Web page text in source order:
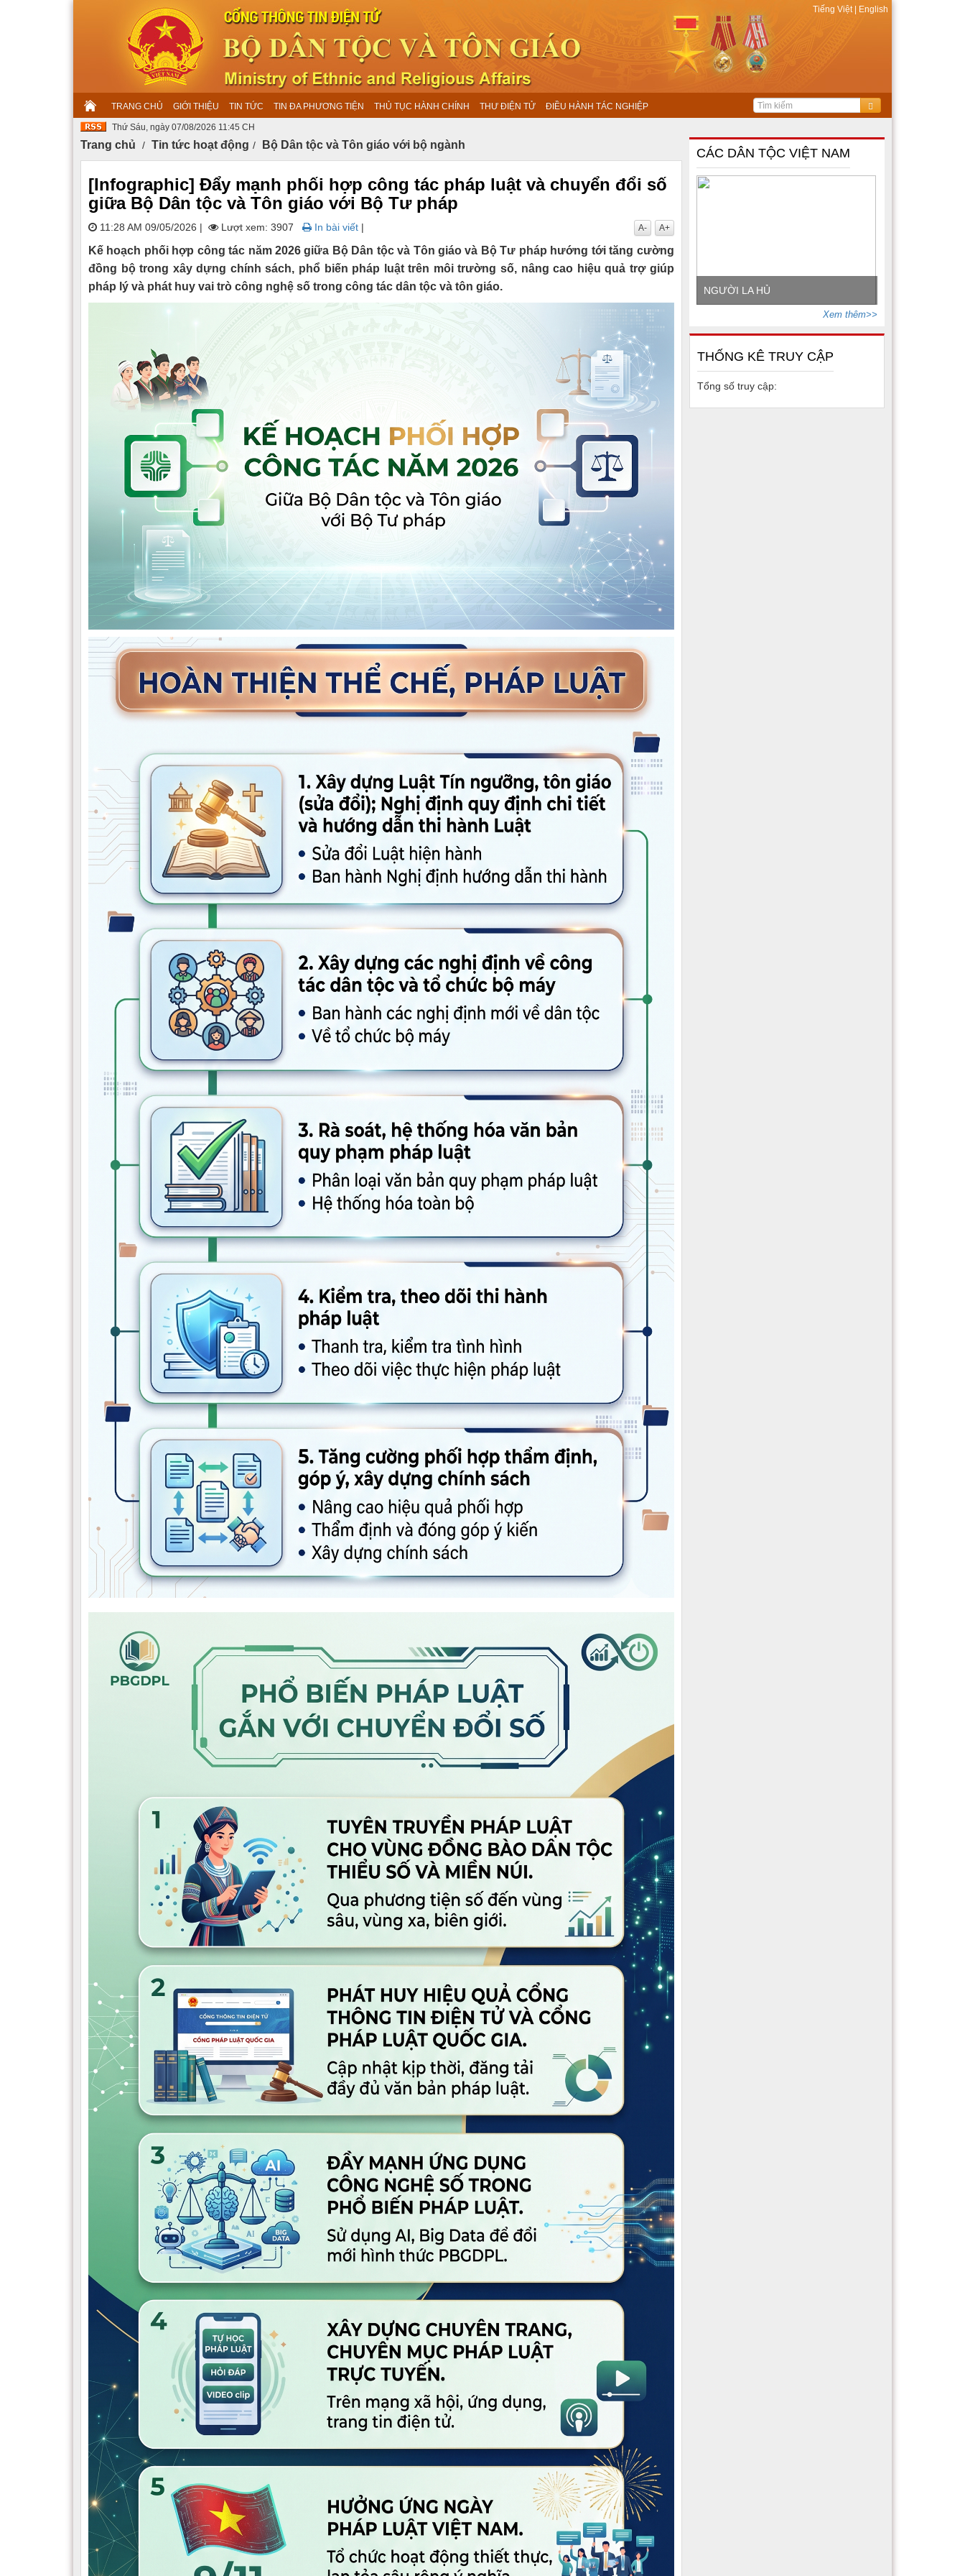
Tiếng Việt English
TRANG CHỦ GIỚI THIỆU TIN TỨC TIN ĐA PHƯƠNG TIỆN THỦ TỤC HÀNH CHÍNH THƯ ĐIỆN TỬ ĐIỀU HÀNH TÁC NGHIỆP
Thứ Sáu, ngày 07/08/2026 11:45 CH
Trang chủ Tin tức hoạt động Bộ Dân tộc và Tôn giáo với bộ ngành
[Infographic] Đẩy mạnh phối hợp công tác pháp luật và chuyển đổi số
giữa Bộ Dân tộc và Tôn giáo với Bộ Tư pháp
11:28 AM 09/05/2026 | Lượt xem: 3907 In bài viết | A+
A-
Kế hoạch phối hợp công tác năm 2026 giữa Bộ Dân tộc và Tôn giáo và Bộ Tư pháp hướng tới tăng cường
đồng bộ trong xây dựng chính sách, phổ biến pháp luật trên môi trường số, nâng cao hiệu quả trợ giúp
pháp lý và phát huy vai trò công nghệ số trong công tác dân tộc và tôn giáo.
CÁC DÂN TỘC VIỆT NAM
NGƯỜI LA HỦ
Xem thêm>>
THỐNG KÊ TRUY CẬP
Tổng số truy cập: